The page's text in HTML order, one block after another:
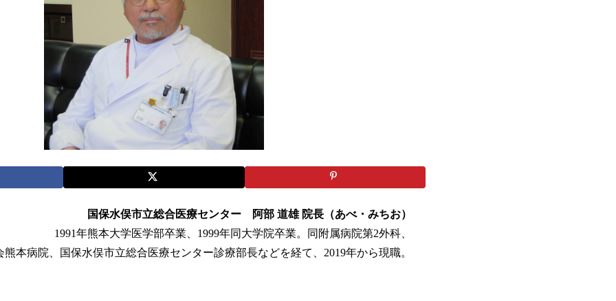
国保水俣市立総合医療センター 阿部 道雄 院長（あべ・みちお）
1991年熊本大学医学部卒業、1999年同大学院卒業。同附属病院第2外科、
熊本病院、国保水俣市立総合医療センター診療部長などを経て、2019年から現職。